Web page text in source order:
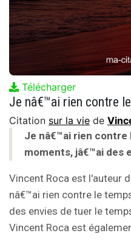
Télécharger
Citation sur la vie de
Je nâ€™ai rien contre
moments, jâ€™ai des
Vincent Roca est l'auteur
nâ€™ai rien contre le
des envies de tuer le
Vincent Roca est